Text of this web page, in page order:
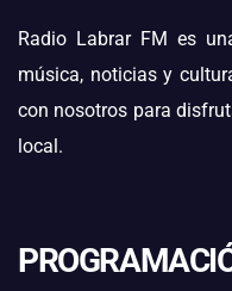
Radio Labrar FM es
música, noticias y
con nosotros para
local.